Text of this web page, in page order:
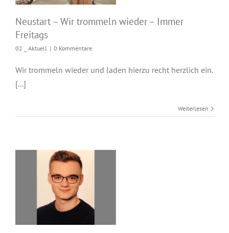
Neustart – Wir trommeln wieder – Immer
Freitags
02 _ Aktuell | 0 Kommentare
Wir trommeln wieder und laden hierzu recht herzlich ein.
[...]
Weiterlesen
Blasinstrumente mit
Vollkraft voraus